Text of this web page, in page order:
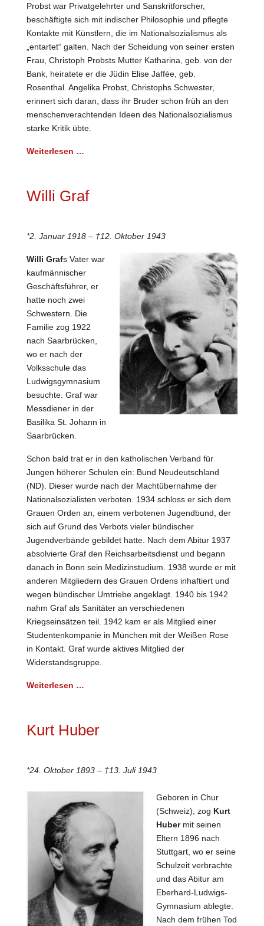
Probst war Privatgelehrter und Sanskritforscher,
beschäftigte sich mit indischer Philosophie und pflegte
Kontakte mit Künstlern, die im Nationalsozialismus als
„entartet“ galten. Nach der Scheidung von seiner ersten
Frau, Christoph Probsts Mutter Katharina, geb. von der
Bank, heiratete er die Jüdin Elise Jaffée, geb.
Rosenthal. Angelika Probst, Christophs Schwester,
erinnert sich daran, dass ihr Bruder schon früh an den
menschenverachtenden Ideen des Nationalsozialismus
starke Kritik übte.
Weiterlesen …
Willi Graf
*2. Januar 1918 – †12. Oktober 1943
Willi Grafs Vater war
kaufmännischer
Geschäftsführer, er
hatte noch zwei
Schwestern. Die
Familie zog 1922
nach Saarbrücken,
wo er nach der
Volksschule das
Ludwigsgymnasium
besuchte. Graf war
Messdiener in der
Basilika St. Johann in
Saarbrücken.
Schon bald trat er in den katholischen Verband für
Jungen höherer Schulen ein: Bund Neudeutschland
(ND). Dieser wurde nach der Machtübernahme der
Nationalsozialisten verboten. 1934 schloss er sich dem
Grauen Orden an, einem verbotenen Jugendbund, der
sich auf Grund des Verbots vieler bündischer
Jugendverbände gebildet hatte. Nach dem Abitur 1937
absolvierte Graf den Reichsarbeitsdienst und begann
danach in Bonn sein Medizinstudium. 1938 wurde er mit
anderen Mitgliedern des Grauen Ordens inhaftiert und
wegen bündischer Umtriebe angeklagt. 1940 bis 1942
nahm Graf als Sanitäter an verschiedenen
Kriegseinsätzen teil. 1942 kam er als Mitglied einer
Studentenkompanie in München mit der Weißen Rose
in Kontakt. Graf wurde aktives Mitglied der
Widerstandsgruppe.
Weiterlesen …
Kurt Huber
*24. Oktober 1893 – †13. Juli 1943
Geboren in Chur
(Schweiz), zog Kurt
Hubermit seinen
Eltern 1896 nach
Stuttgart, wo er seine
Schulzeit verbrachte
und das Abitur am
Eberhard-Ludwigs-
Gymnasium ablegte.
Nach dem frühen Tod